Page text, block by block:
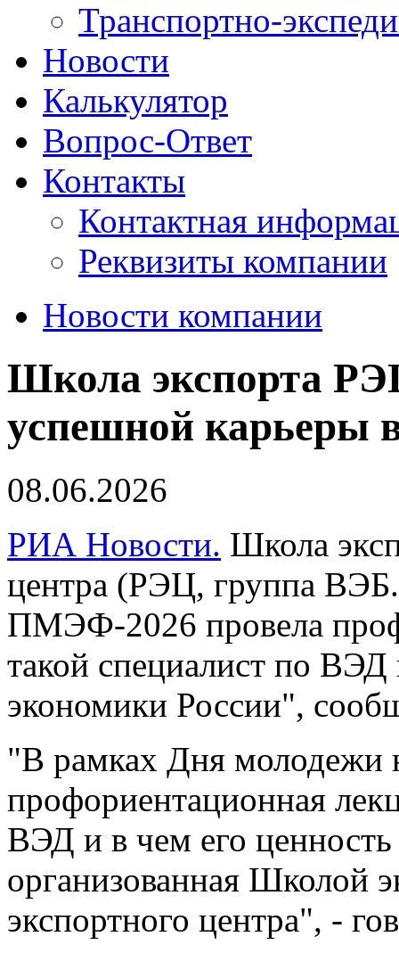
Транспортно-
Новости
Калькулятор
Вопрос-Ответ
Контакты
Контактная
Реквизиты компании
Новости компании
Школа экспорта
успешной карьеры
08.06.2026
РИА Новости. Школа
центра (РЭЦ, группа
ПМЭФ-2026 провела
такой специалист по ВЭД
экономики России",
"В рамках Дня молодежи
профориентационная
ВЭД и в чем его
организованная Школой
экспортного центра", -